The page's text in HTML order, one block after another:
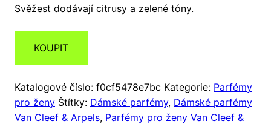
Svěžest dodávají citrusy a zelené tóny.
KOUPIT
Katalogové číslo: f0cf5478e7bc Kategorie: Parfémy
pro ženy Štítky: Dámské parfémy, Dámské parfémy
Van Cleef & Arpels, Parfémy pro ženy Van Cleef &